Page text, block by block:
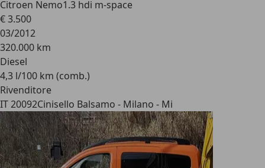
Citroen Nemo1.3 hdi m-space
€ 3.500
03/2012
320.000 km
Diesel
4,3 l/100 km (comb.)
Rivenditore
IT 20092Cinisello Balsamo - Milano - Mi